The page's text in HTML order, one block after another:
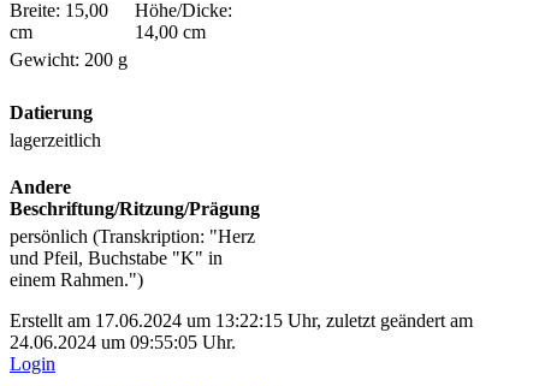
Breite: 15,00
cm
Höhe/Dicke:
14,00 cm
Gewicht: 200 g
Datierung
lagerzeitlich
Andere
Beschriftung/Ritzung/Prägung
persönlich (Transkription: "Herz
und Pfeil, Buchstabe "K" in
einem Rahmen.")
Erstellt am 17.06.2024 um 13:22:15 Uhr, zuletzt geändert am
24.06.2024 um 09:55:05 Uhr.
Login